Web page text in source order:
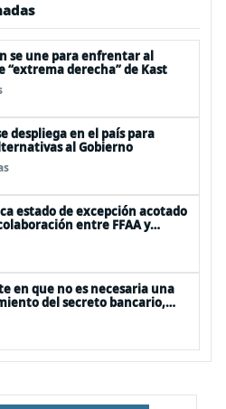
se une para enfrentar al
“extrema derecha” de Kast
despliega en el país para
al Gobierno
estado de excepción acotado
entre FFAA y
algo del todo pertinente
en que no es necesaria una
del secreto bancario,